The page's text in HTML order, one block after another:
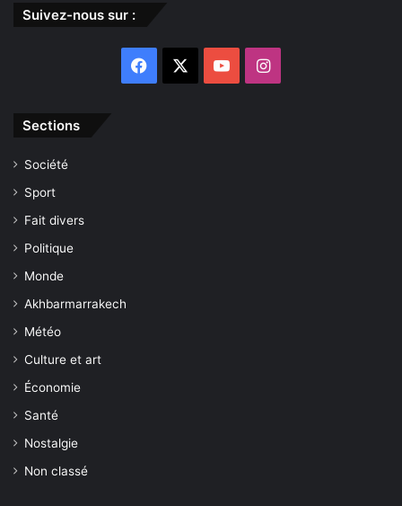
Suivez-nous sur :
Facebook YouTubeInstagram
Sections
Société
Sport
Fait divers
Politique
Monde
Akhbarmarrakech
Météo
Culture et art
Économie
Santé
Nostalgie
Non classé